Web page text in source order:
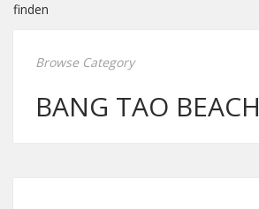
finden
Browse Category
BANG TAO BEACH